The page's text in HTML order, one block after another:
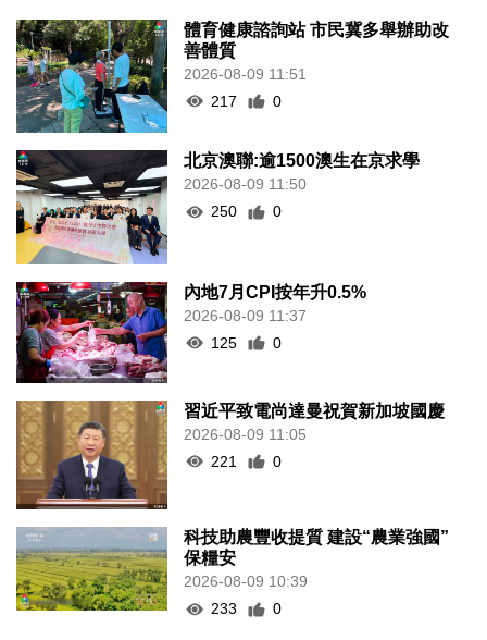
體育健康諮詢站 市民冀多舉辦助改
善體質
2026-08-09 11:51
217
0
北京澳聯:逾1500澳生在京求學
2026-08-09 11:50
250
0
內地7月CPI按年升0.5%
2026-08-09 11:37
125
0
習近平致電尚達曼祝賀新加坡國慶
2026-08-09 11:05
221
0
科技助農豐收提質 建設“農業強國”
保糧安
2026-08-09 10:39
233
0